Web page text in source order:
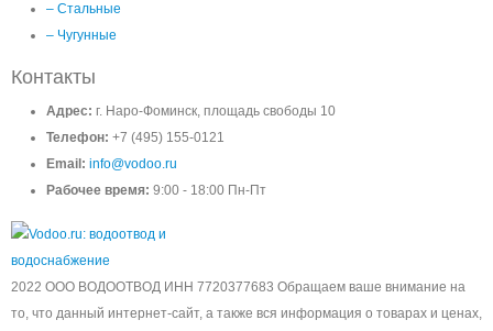
– Стальные
– Чугунные
Контакты
Адрес: г. Наро-Фоминск, площадь свободы 10
Телефон: +7 (495) 155-0121
Email: info@vodoo.ru
Рабочее время: 9:00 - 18:00 Пн-Пт
2022 ООО ВОДООТВОД ИНН 7720377683 Обращаем ваше внимание на
то, что данный интернет-сайт, а также вся информация о товарах и ценах,